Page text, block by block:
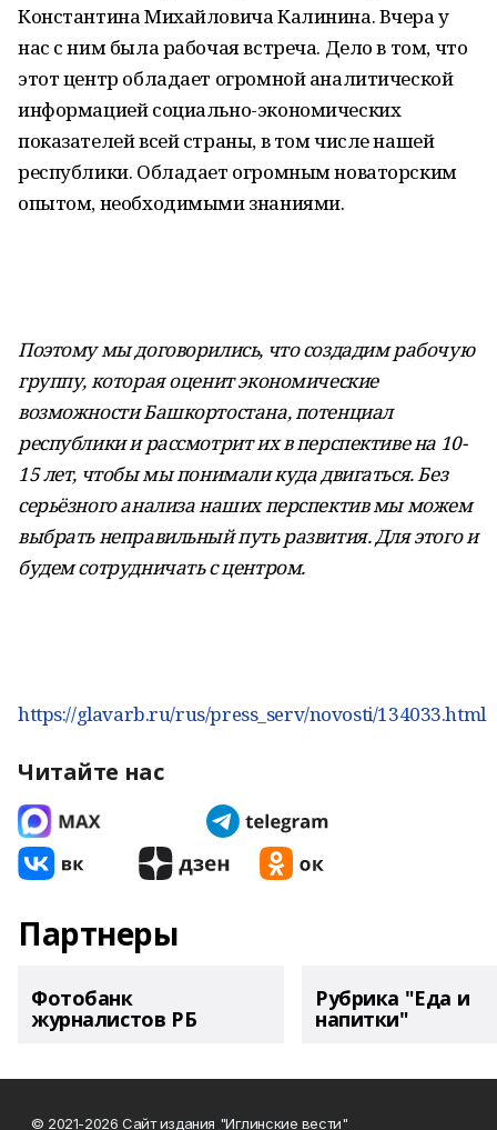
Константина Михайловича Калинина. Вчера у
нас с ним была рабочая встреча. Дело в том, что
этот центр обладает огромной аналитической
информацией социально-экономических
показателей всей страны, в том числе нашей
республики. Обладает огромным новаторским
опытом, необходимыми знаниями.
Поэтому мы договорились, что создадим рабочую
группу, которая оценит экономические
возможности Башкортостана, потенциал
республики и рассмотрит их в перспективе на 10-
15 лет, чтобы мы понимали куда двигаться. Без
серьёзного анализа наших перспектив мы можем
выбрать неправильный путь развития. Для этого и
будем сотрудничать с центром.
https://glavarb.ru/rus/press_serv/novosti/134033.html
Читайте нас
Партнеры
Фотобанк
журналистов РБ
Рубрика "Еда и
напитки"
© 2021-2026 Сайт издания "Иглинские вести"